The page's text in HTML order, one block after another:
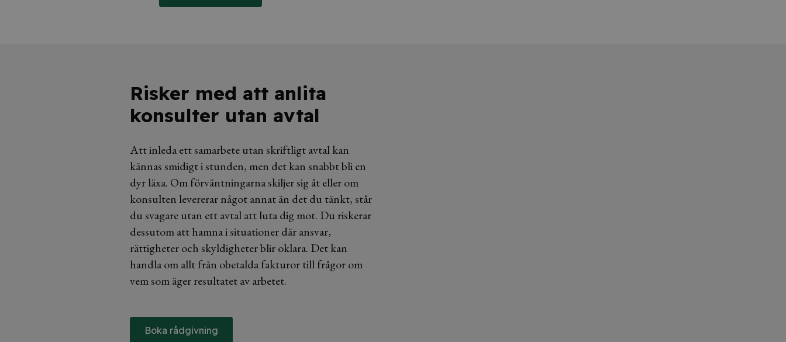
Risker med att anlita
konsulter utan avtal
Att inleda ett samarbete utan skriftligt avtal kan
kännas smidigt i stunden, men det kan snabbt bli en
dyr läxa. Om förväntningarna skiljer sig åt eller om
konsulten levererar något annat än det du tänkt, står
du svagare utan ett avtal att luta dig mot. Du riskerar
dessutom att hamna i situationer där ansvar,
rättigheter och skyldigheter blir oklara. Det kan
handla om allt från obetalda fakturor till frågor om
vem som äger resultatet av arbetet.
Boka rådgivning